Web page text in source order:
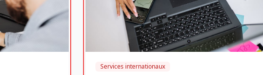
Services internationaux